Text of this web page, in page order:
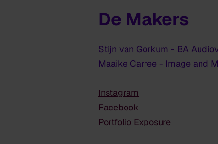
De Makers
Stijn van Gorkum - BA
Maaike Carree - Image and
Instagram
Facebook
Portfolio Exposure